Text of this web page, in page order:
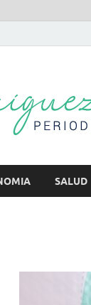
SALUD